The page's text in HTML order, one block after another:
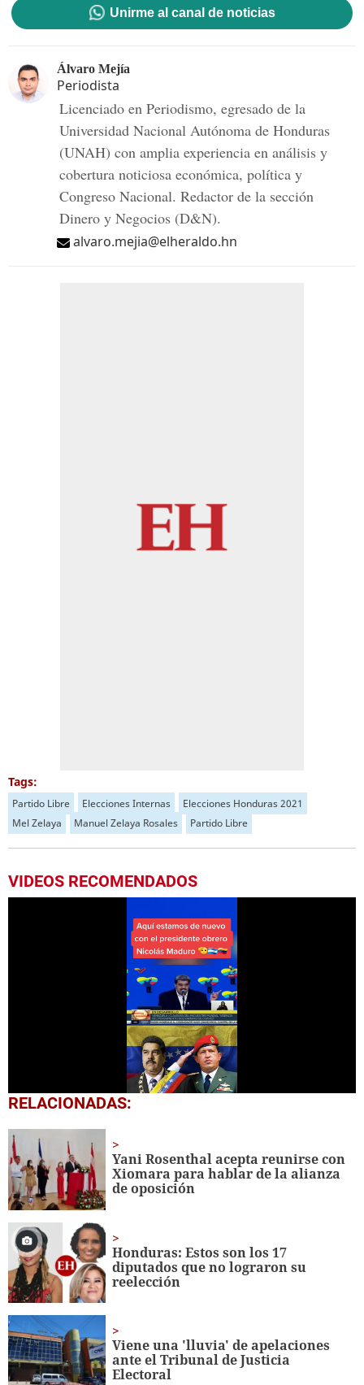
Unirme al canal de noticias
Álvaro Mejía
Periodista
Licenciado en Periodismo, egresado de la
Universidad Nacional Autónoma de Honduras
(UNAH) con amplia experiencia en análisis y
cobertura noticiosa económica, política y
Congreso Nacional. Redactor de la sección
Dinero y Negocios (D&N).
alvaro.mejia@elheraldo.hn
Tags:
Partido Libre Elecciones Internas
Elecciones Honduras 2021
Mel Zelaya
Manuel Zelaya Rosales Partido Libre
VIDEOS RECOMENDADOS
0
seconds
1
minute,
37
seconds
RELACIONADAS:
Yani Rosenthal acepta reunirse con
Xiomara para hablar de la alianza
de oposición
Honduras: Estos son los 17
diputados que no lograron su
reelección
Viene una 'lluvia' de apelaciones
ante el Tribunal de Justicia
Electoral